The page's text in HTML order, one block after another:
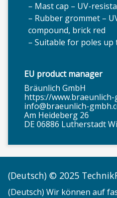
– Mast cap – UV-
– Rubber grommet –
compound, brick red
– Suitable for poles up
EU product manager
Bräunlich GmbH
https://www.braeunlich-
info@braeunlich-
Am Heideberg 26
DE 06886 Lutherstadt
(Deutsch) © 2025
(Deutsch) Wir können auf